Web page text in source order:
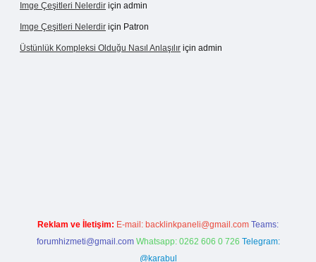
Imge Çeşitleri Nelerdir için admin
Imge Çeşitleri Nelerdir için Patron
Üstünlük Kompleksi Olduğu Nasıl Anlaşılır için admin
Reklam ve İletişim: E-mail: backlinkpaneli@gmail.com Teams:
forumhizmeti@gmail.com Whatsapp: 0262 606 0 726 Telegram:
@karabul